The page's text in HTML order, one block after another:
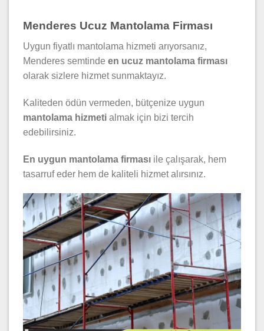
Menderes Ucuz Mantolama Firması
Uygun fiyatlı mantolama hizmeti arıyorsanız,
Menderes semtinde en ucuz mantolama firması
olarak sizlere hizmet sunmaktayız.
Kaliteden ödün vermeden, bütçenize uygun
mantolama hizmeti almak için bizi tercih
edebilirsiniz.
En uygun mantolama firması ile çalışarak, hem
tasarruf eder hem de kaliteli hizmet alırsınız.